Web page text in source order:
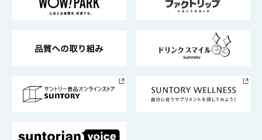
地域情報
サントリーサンバーズ大阪
サントリーが考えるサステナビリティ経営
企業概要
採用情報